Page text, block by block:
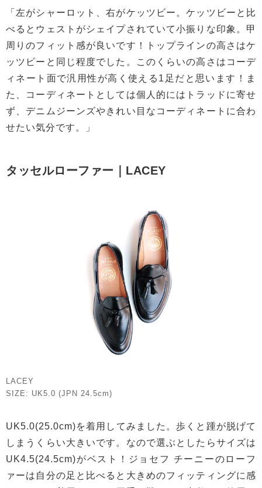
「左がシャーロット、右がケッツビー。ケッツビーと比
べるとウェストがシェイプされていて小振りな印象。甲
周りのフィット感が良いです！トップラインの高さはケ
ッツビーと同じ程度でした。このくらいの高さはコーデ
ィネート面で汎用性が高く使える1足だと思います！ま
た、コーディネートとしては個人的にはトラッドに寄せ
ず、デニムジーンズやきれい目なコーディネートに合わ
せたい気分です。」
タッセルローファー｜LACEY
LACEY
SIZE: UK5.0 (JPN 24.5cm)
UK5.0(25.0cm)を着用してみました。歩くと踵が脱げて
しまうくらい大きいです。なので選ぶとしたらサイズは
UK4.5(24.5cm)がベスト！ジョセフ チーニーのローフ
ァーは自分の足と比べると大きめのフィッティングに感